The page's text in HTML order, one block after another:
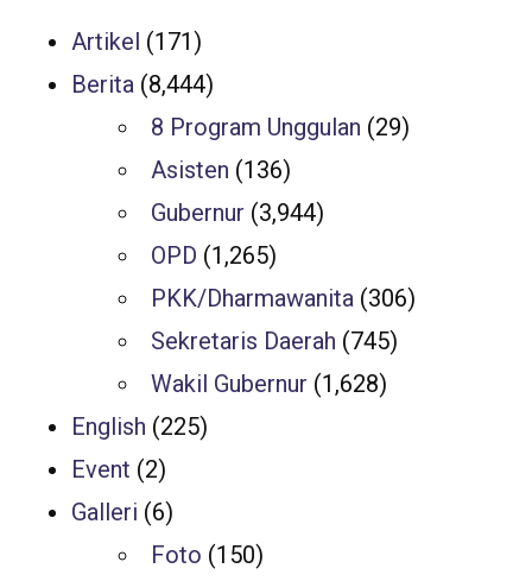
Artikel (171)
Berita (8,444)
8 Program Unggulan (29)
Asisten (136)
Gubernur (3,944)
OPD (1,265)
PKK/Dharmawanita (306)
Sekretaris Daerah (745)
Wakil Gubernur (1,628)
English (225)
Event (2)
Galleri (6)
Foto (150)